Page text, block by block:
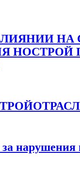
НОСТРОЙ
нарушения